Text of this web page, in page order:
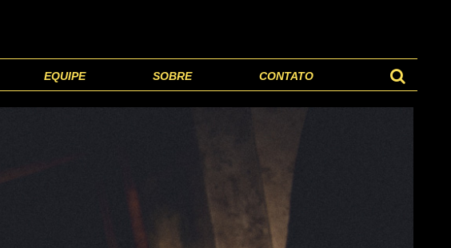
EQUIPE SOBRE CONTATO